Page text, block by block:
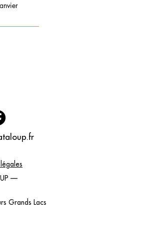
—
Grands Lacs